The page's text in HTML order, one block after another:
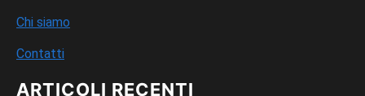
Chi siamo
Contatti
ARTICOLI RECENTI